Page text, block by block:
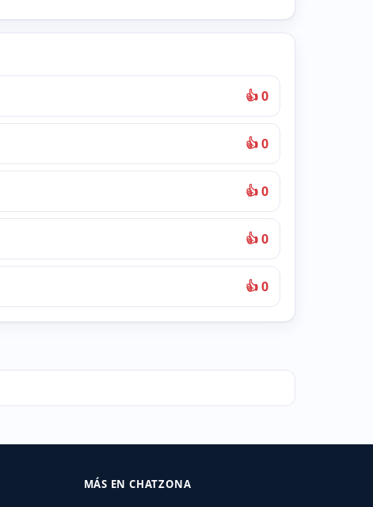
👍 0
👍 0
👍 0
👍 0
👍 0
MÁS EN CHATZONA